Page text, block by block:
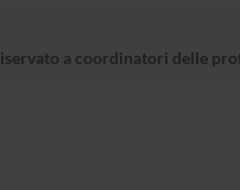
a coordinatori delle